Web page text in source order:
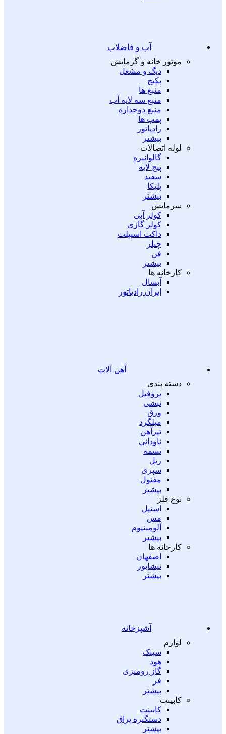
آب و فاضلاب
موتور خانه و گرمایش
دیگ و مشعل
پکیج
منبع ها
منبع سه لایه آب
منبع دوجداره
پمپ ها
رادیاتور
بیشتر
لوله اتصالات
گالوانیزه
پنج لایه
سفید
پلیکا
بیشتر
سرمایش
کولر آبی
کولر گازی
داکت اسپیلت
چیلر
فن
بیشتر
کارخانه ها
آبسال
ایران رادیاتور
آهن آلات
دسته بندی
پروفیل
نبشی
ورق
میلگرد
تیرآهن
ناودانی
تسمه
ریل
سپری
مفتول
بیشتر
نوع فلز
استیل
مس
آلومینیوم
بیشتر
کارخانه ها
اصفهان
نیشابور
بیشتر
آشپزخانه
لوازم
سینک
هود
گاز رومیزی
فر
بیشتر
کابینت
کابینت
دستگیره یراق
بیشتر